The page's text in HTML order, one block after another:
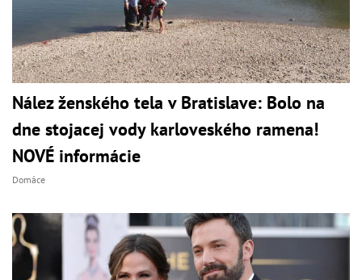
Nález ženského tela v Bratislave: Bolo na
dne stojacej vody karloveského ramena!
NOVÉ informácie
Domáce